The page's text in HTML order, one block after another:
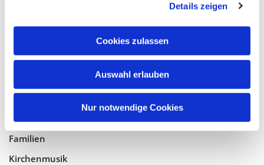
Details zeigen
Cookies zulassen
Auswahl erlauben
Nur notwendige Cookies
Bistumswallfahrt
Taufe, Kommunion & Trauung
Pfarreileben
Jugend
Familien
Kirchenmusik